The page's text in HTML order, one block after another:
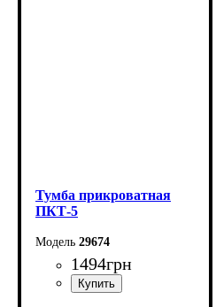
Тумба прикроватная
ПКТ-5
29674
1494грн